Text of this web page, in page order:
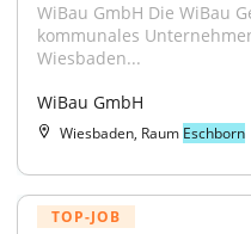
WiBau GmbH Die WiBau
kommunales
Wiesbaden...
WiBau GmbH
Wiesbaden, Raum Eschborn
TOP-JOB